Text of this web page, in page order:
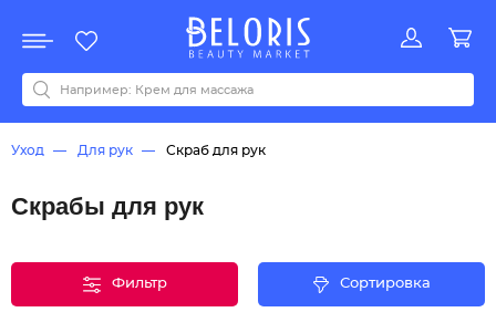
Акции
Все бренды
0-9ABCDEFGHIJKLMNOPQRSTUVWYZАБВДЗИМОКЛНПРСТУФ
Уход Для рук Скраб для рук
Скрабы для рук
Фильтр Сортировка